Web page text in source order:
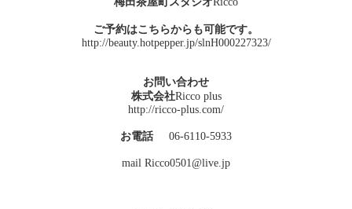
ご予約はこちらからも可能です。
http://beauty.hotpepper.jp/slnH000227323/
お問い合わせ
株式会社Ricco plus
http://ricco-plus.com/
お電話06-6110-5933
mail Ricco0501@live.jp